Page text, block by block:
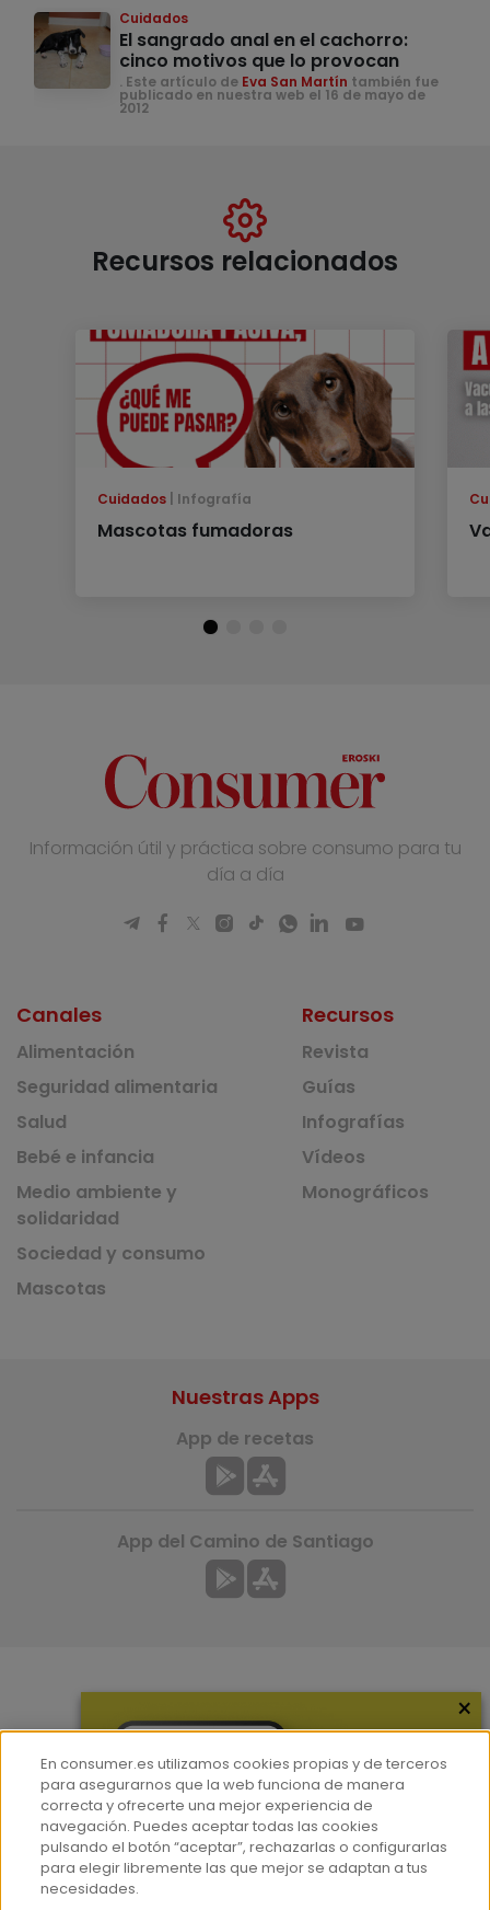
Cuidados
El sangrado anal en el cachorro:
cinco motivos que lo provocan
. Este artículo de Eva San Martín también fue
publicado en nuestra web el 16 de mayo de
2012
Recursos relacionados
Cuidados Infografía
Mascotas fumadoras
Información útil y práctica sobre consumo para tu
día a día
Canales
Alimentación
Seguridad alimentaria
Salud
Bebé e infancia
Medio ambiente y
solidaridad
Sociedad y consumo
Mascotas
Recursos
Revista
Guías
Infografías
Vídeos
Monográficos
Hemeroteca
Contacto
Prensa
Corpus Lingüístico Consumer
Nuestras Apps
App de recetas
App del Camino de Santiago
×
En consumer.es utilizamos cookies propias y de terceros
para asegurarnos que la web funciona de manera
correcta y ofrecerte una mejor experiencia de
navegación. Puedes aceptar todas las cookies
pulsando el botón “aceptar”, rechazarlas o configurarlas
para elegir libremente las que mejor se adaptan a tus
necesidades.